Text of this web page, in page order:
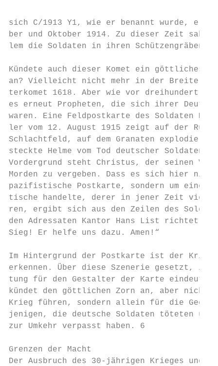
sich C/1913 Y1, wie er benannt wurde, erst
ber und Oktober 1914. Zu dieser Zeit
lem die Soldaten in ihren Schützengräben.
Kündete auch dieser Komet ein göttliches
an? Vielleicht nicht mehr in der Breite
terkomet 1618. Aber wie vor dreihundert
es erneut Propheten, die sich ihrer
waren. Eine Feldpostkarte des Soldaten
ler vom 12. August 1915 zeigt auf der
Schlachtfeld, auf dem Granaten explodieren
steckte Helme vom Tod deutscher Soldaten
Vordergrund steht Christus, der seinen
Morden zu vergeben. Dass es sich hier
pazifistische Postkarte, sondern um eine
tische handelte, derer in jener Zeit viele
ren, ergibt sich aus den Zeilen des
den Adressaten Kantor Hans List richtet:
Sieg! Er helfe uns dazu. Amen!“
Im Hintergrund der Postkarte ist der
erkennen. Über diese Szenerie gesetzt, ist
tung für den Gestalter der Karte eindeutig:
kündet den göttlichen Zorn an, aber
Krieg führen, sondern allein für die
jenigen, die deutsche Soldaten töteten und
zur Umkehr verpasst haben. 6
Grenzen der Macht
Der Ausbruch des 30-jährigen Krieges und